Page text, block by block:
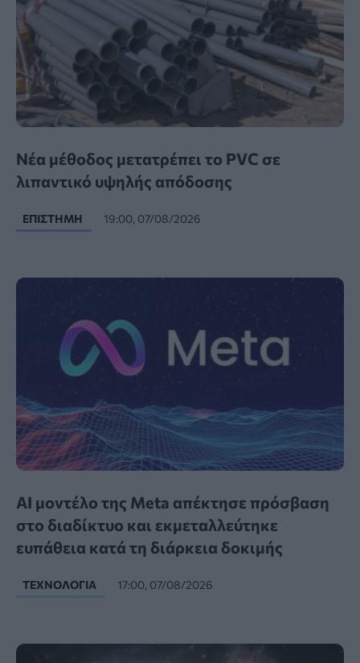
Νέα μέθοδος μετατρέπει το PVC σε
λιπαντικό υψηλής απόδοσης
ΕΠΙΣΤΉΜΗ 19:00, 07/08/2026
AI μοντέλο της Meta απέκτησε πρόσβαση
στο διαδίκτυο και εκμεταλλεύτηκε
ευπάθεια κατά τη διάρκεια δοκιμής
ΤΕΧΝΟΛΟΓΊΑ 17:00, 07/08/2026